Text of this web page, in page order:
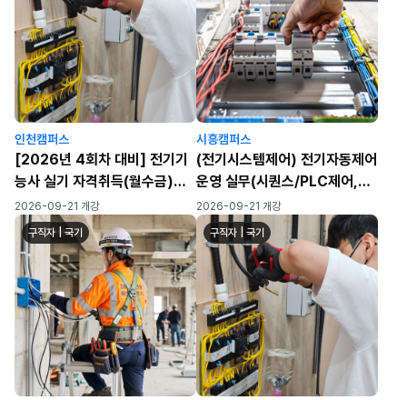
인천캠퍼스
[2026년 4회차 대비] 전기기
능사 실기 자격취득(월수금)
(120h)
2026-09-21 개강
시흥캠퍼스
(전기시스템제어) 전기자동제어
운영 실무(시퀀스/PLC제어,
HMI 터치패널 운영, 산업 네트
워크 운영)
2026-09-21 개강
구직자 | 국기 구직자 | 국기